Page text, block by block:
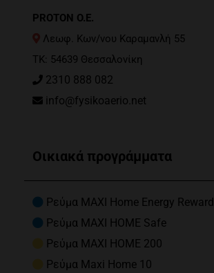
PROTON O.E.
Λεωφ. Κων/νου Καραμανλή 55
ΤΚ: 54639 Θεσσαλονίκη
2310 888 082
info@fysikoaerio.net
Οικιακά προγράμματα
Ρεύμα MAXI Home Energy Reward
Ρεύμα MAXI HOME Safe
Ρεύμα MAXI HOME 200
Ρεύμα Maxi Home 10